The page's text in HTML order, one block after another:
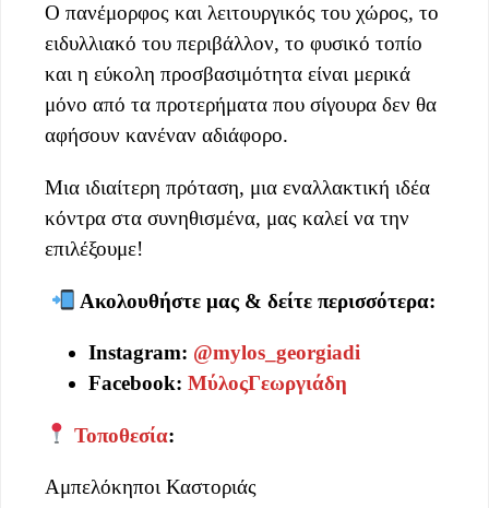
Ο πανέμορφος και λειτουργικός του χώρος, το
ειδυλλιακό του περιβάλλον, το φυσικό τοπίο
και η εύκολη προσβασιμότητα είναι μερικά
μόνο από τα προτερήματα που σίγουρα δεν θα
αφήσουν κανέναν αδιάφορο.
Μια ιδιαίτερη πρόταση, μια εναλλακτική ιδέα
κόντρα στα συνηθισμένα, μας καλεί να την
επιλέξουμε!
Ακολουθήστε μας & δείτε περισσότερα:
Instagram: @mylos_georgiadi
Facebook: ΜύλοςΓεωργιάδη
Τοποθεσία:
Αμπελόκηποι Καστοριάς